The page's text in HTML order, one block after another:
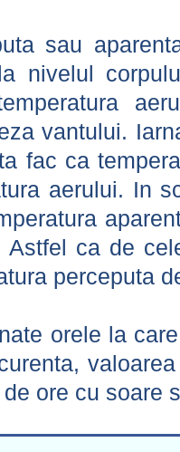
sau
nivelul
vantului.
fac ca
aerului. In
Astfel ca de
perceputa
orele la
ore cu soare